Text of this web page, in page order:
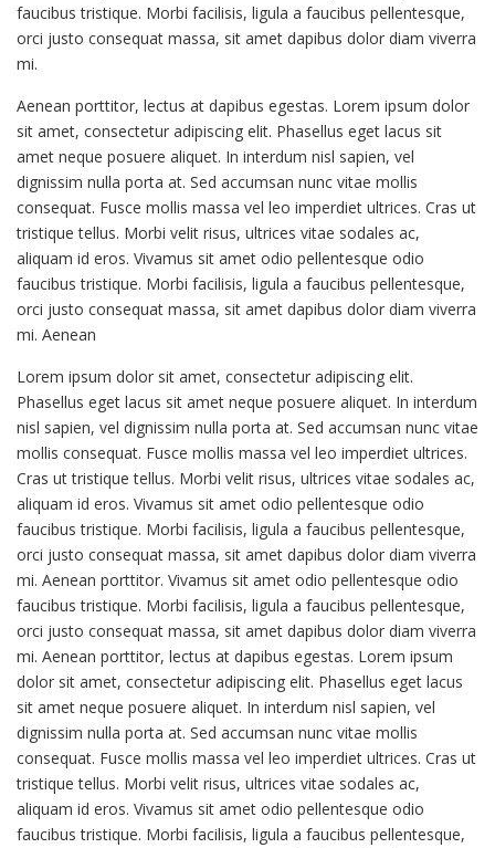
faucibus tristique. Morbi facilisis, ligula a faucibus pellentesque,
orci justo consequat massa, sit amet dapibus dolor diam viverra
mi.
Aenean porttitor, lectus at dapibus egestas. Lorem ipsum dolor
sit amet, consectetur adipiscing elit. Phasellus eget lacus sit
amet neque posuere aliquet. In interdum nisl sapien, vel
dignissim nulla porta at. Sed accumsan nunc vitae mollis
consequat. Fusce mollis massa vel leo imperdiet ultrices. Cras ut
tristique tellus. Morbi velit risus, ultrices vitae sodales ac,
aliquam id eros. Vivamus sit amet odio pellentesque odio
faucibus tristique. Morbi facilisis, ligula a faucibus pellentesque,
orci justo consequat massa, sit amet dapibus dolor diam viverra
mi. Aenean
Lorem ipsum dolor sit amet, consectetur adipiscing elit.
Phasellus eget lacus sit amet neque posuere aliquet. In interdum
nisl sapien, vel dignissim nulla porta at. Sed accumsan nunc vitae
mollis consequat. Fusce mollis massa vel leo imperdiet ultrices.
Cras ut tristique tellus. Morbi velit risus, ultrices vitae sodales ac,
aliquam id eros. Vivamus sit amet odio pellentesque odio
faucibus tristique. Morbi facilisis, ligula a faucibus pellentesque,
orci justo consequat massa, sit amet dapibus dolor diam viverra
mi. Aenean porttitor. Vivamus sit amet odio pellentesque odio
faucibus tristique. Morbi facilisis, ligula a faucibus pellentesque,
orci justo consequat massa, sit amet dapibus dolor diam viverra
mi. Aenean porttitor, lectus at dapibus egestas. Lorem ipsum
dolor sit amet, consectetur adipiscing elit. Phasellus eget lacus
sit amet neque posuere aliquet. In interdum nisl sapien, vel
dignissim nulla porta at. Sed accumsan nunc vitae mollis
consequat. Fusce mollis massa vel leo imperdiet ultrices. Cras ut
tristique tellus. Morbi velit risus, ultrices vitae sodales ac,
aliquam id eros. Vivamus sit amet odio pellentesque odio
faucibus tristique. Morbi facilisis, ligula a faucibus pellentesque,